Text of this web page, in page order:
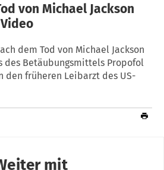
von Michael Jackson
dem Tod von Michael Jackson
des Betäubungsmittels Propofol
den früheren Leibarzt des US-